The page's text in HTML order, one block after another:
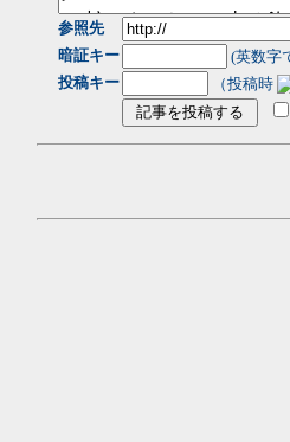
参照先
暗証キー
(英数字
投稿キー
（投稿時